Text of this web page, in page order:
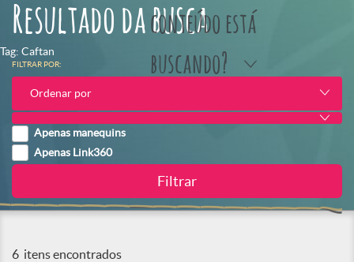
conteúdo está
buscando?
Resultado da busca
Tag: Caftan
FILTRAR POR:
Ordenar por
Apenas manequins
Apenas Link360
6 itens encontrados